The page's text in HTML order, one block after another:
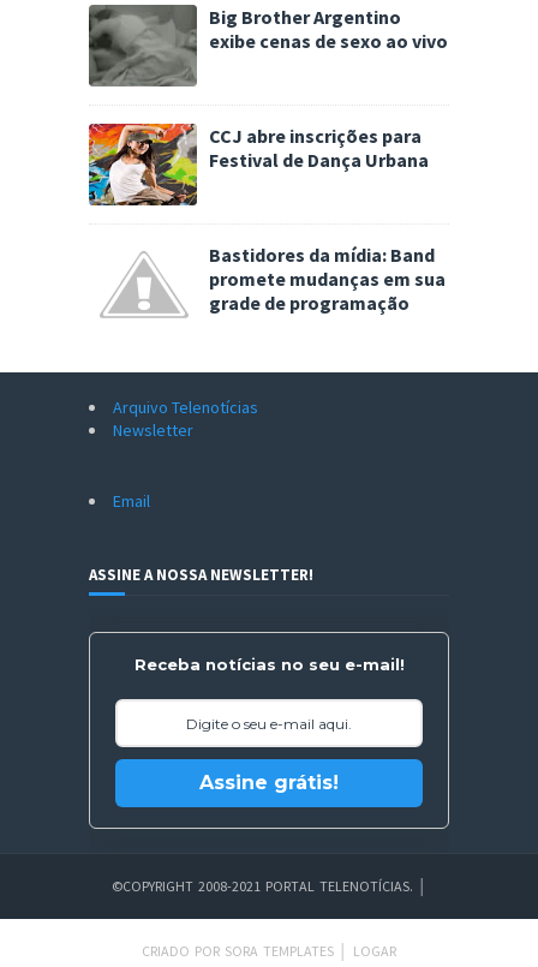
Big Brother Argentino
exibe cenas de sexo ao vivo
CCJ abre inscrições para
Festival de Dança Urbana
Bastidores da mídia: Band
promete mudanças em sua
grade de programação
Arquivo Telenotícias
Newsletter
Email
ASSINE A NOSSA NEWSLETTER!
Receba notícias no seu e-mail!
Assine grátis!
©COPYRIGHT 2008-2021 PORTAL TELENOTÍCIAS.
CRIADO POR SORA TEMPLATES LOGAR